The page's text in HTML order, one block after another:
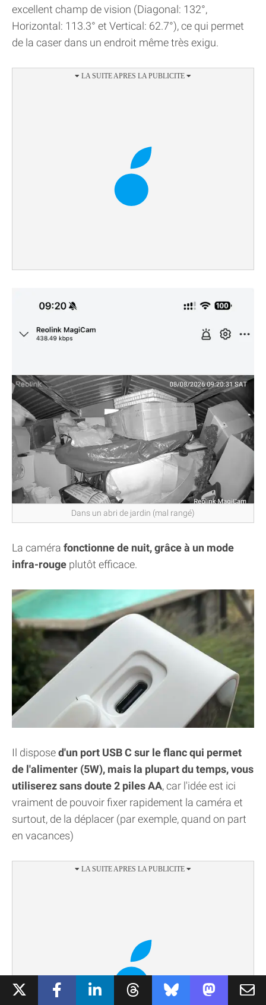
excellent champ de vision (Diagonal: 132°,
Horizontal: 113.3° et Vertical: 62.7°), ce qui permet
de la caser dans un endroit même très exigu.
Dans un abri de jardin (mal rangé)
La caméra fonctionne de nuit, grâce à un mode
infra-rouge plutôt efficace.
Il disposed'un port USB C sur le flanc qui permet
de l'alimenter (5W), mais la plupart du temps, vous
utiliserez sans doute 2 piles AA, car l'idée est ici
vraiment de pouvoir fixer rapidement la caméra et
surtout, de la déplacer (par exemple, quand on part
en vacances)